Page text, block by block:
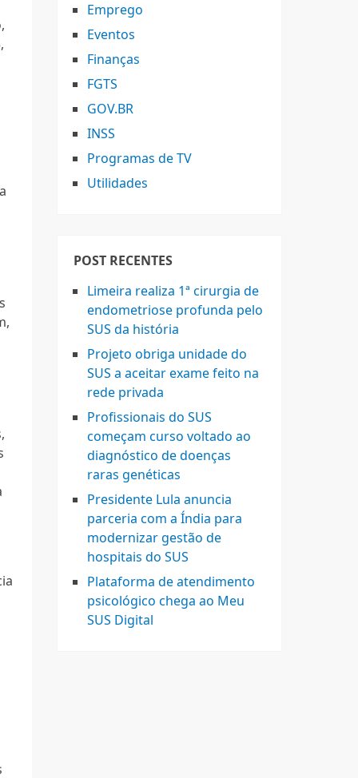
Emprego
Eventos
Finanças
FGTS
GOV.BR
INSS
Programas de TV
Utilidades
POST RECENTES
Limeira realiza 1ª cirurgia de
endometriose profunda pelo
SUS da história
Projeto obriga unidade do
SUS a aceitar exame feito na
rede privada
Profissionais do SUS
começam curso voltado ao
diagnóstico de doenças
raras genéticas
Presidente Lula anuncia
parceria com a Índia para
modernizar gestão de
hospitais do SUS
Plataforma de atendimento
psicológico chega ao Meu
SUS Digital